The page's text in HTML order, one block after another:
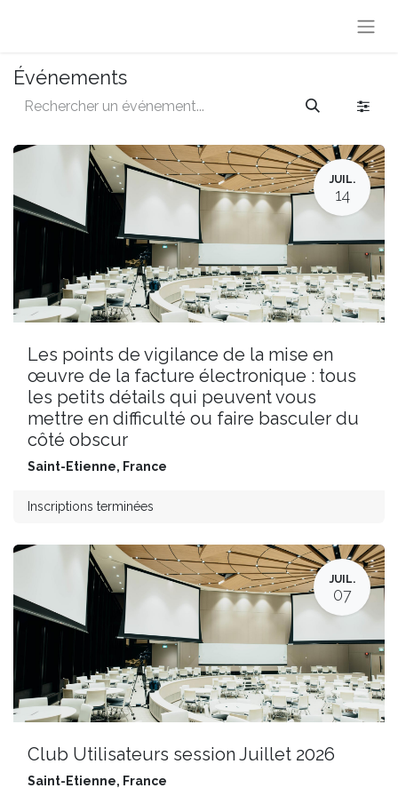
Événements
JUIL.
14
Les points de vigilance de la mise en
œuvre de la facture électronique : tous
les petits détails qui peuvent vous
mettre en difficulté ou faire basculer du
côté obscur
Saint-Etienne, France
Inscriptions terminées
JUIL.
07
Club Utilisateurs session Juillet 2026
Saint-Etienne, France